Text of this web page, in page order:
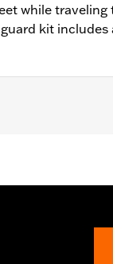
while traveling
kit
from